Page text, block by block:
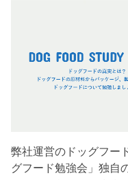
弊社運営のドッグフー
グフード勉強会」独自